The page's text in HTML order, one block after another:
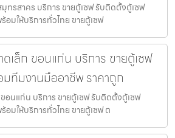
ทรสาคร บริการ ขายตู้เซฟ รับติดตั้งตู้เซฟ
มให้บริการทั่วไทย ขายตู้เซฟ
ดเล็ก ขอนแก่น บริการ ขายตู้เซฟ
ทีมงานมืออาชีพ ราคาถูก
อนแก่น บริการ ขายตู้เซฟ รับติดตั้งตู้เซฟ
มให้บริการทั่วไทย ขายตู้เซฟ ต